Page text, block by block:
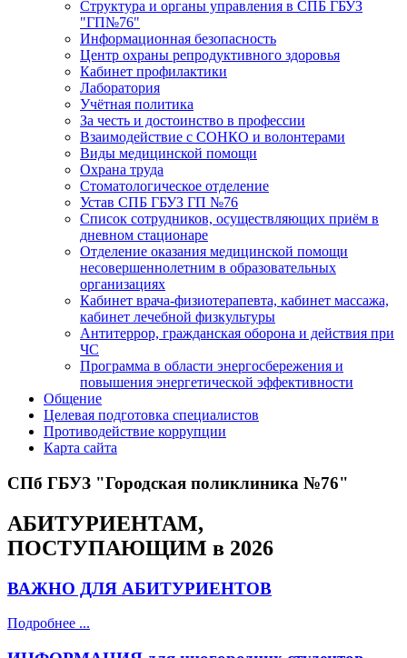
Структура и органы управления в СПБ ГБУЗ
"ГП№76"
Информационная безопасность
Центр охраны репродуктивного здоровья
Кабинет профилактики
Лаборатория
Учётная политика
За честь и достоинство в профессии
Взаимодействие с СОНКО и волонтерами
Виды медицинской помощи
Охрана труда
Стоматологическое отделение
Устав СПБ ГБУЗ ГП №76
Список сотрудников, осуществляющих приём в
дневном стационаре
Отделение оказания медицинской помощи
несовершеннолетним в образовательных
организациях
Кабинет врача-физиотерапевта, кабинет массажа,
кабинет лечебной физкультуры
Антитеррор, гражданская оборона и действия при
ЧС
Программа в области энергосбережения и
повышения энергетической эффективности
Общение
Целевая подготовка специалистов
Противодействие коррупции
Карта сайта
СПб ГБУЗ "Городская поликлиника №76"
АБИТУРИЕНТАМ,
ПОСТУПАЮЩИМ в 2026
ВАЖНО ДЛЯ АБИТУРИЕНТОВ
Подробнее ...